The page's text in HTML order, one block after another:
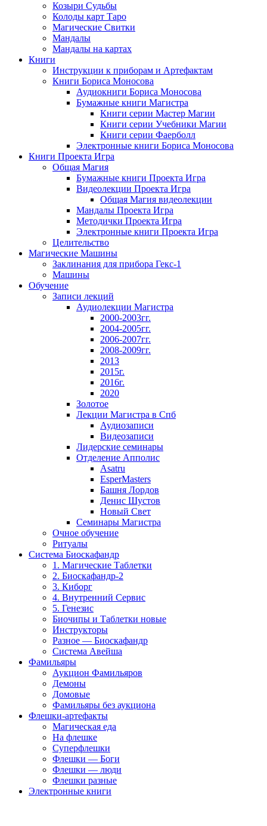
Козыри Судьбы
Колоды карт Таро
Магические Свитки
Мандалы
Мандалы на картах
Книги
Инструкции к приборам и Артефактам
Книги Бориса Моносова
Аудиокниги Бориса Моносова
Бумажные книги Магистра
Книги серии Мастер Магии
Книги серии Учебники Магии
Книги серии Фаерболл
Электронные книги Бориса Моносова
Книги Проекта Игра
Общая Магия
Бумажные книги Проекта Игра
Видеолекции Проекта Игра
Общая Магия видеолекции
Мандалы Проекта Игра
Методички Проекта Игра
Электронные книги Проекта Игра
Целительство
Магические Машины
Заклинания для прибора Гекс-1
Машины
Обучение
Записи лекций
Аудиолекции Магистра
2000-2003гг.
2004-2005гг.
2006-2007гг.
2008-2009гг.
2013
2015г.
2016г.
2020
Золотое
Лекции Магистра в Спб
Аудиозаписи
Видеозаписи
Лидерские семинары
Отделение Апполис
Asatru
EsperMasters
Башня Лордов
Денис Шустов
Новый Свет
Семинары Магистра
Очное обучение
Ритуалы
Система Биоскафандр
1. Магические Таблетки
2. Биоскафандр-2
3. Киборг
4. Внутренний Сервис
5. Генезис
Биочипы и Таблетки новые
Инструкторы
Разное — Биоскафандр
Система Авейша
Фамильяры
Аукцион Фамильяров
Демоны
Домовые
Фамильяры без аукциона
Флешки-артефакты
Магическая еда
На флешке
Суперфлешки
Флешки — Боги
Флешки — люди
Флешки разные
Электронные книги